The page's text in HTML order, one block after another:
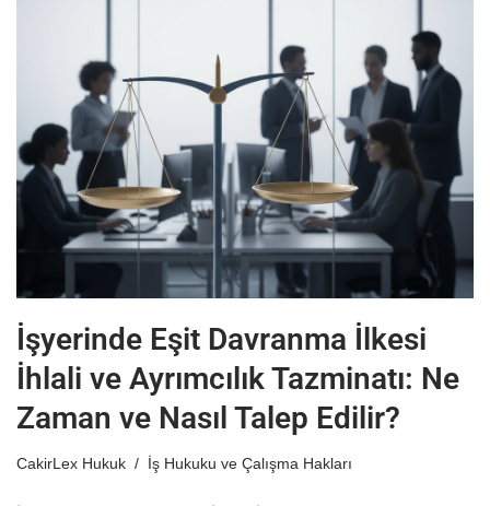
İşyerinde Eşit Davranma İlkesi
İhlali ve Ayrımcılık Tazminatı: Ne
Zaman ve Nasıl Talep Edilir?
CakirLex Hukuk İş Hukuku ve Çalışma Hakları